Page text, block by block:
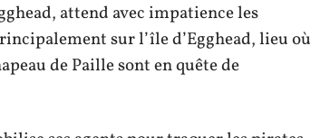
attend avec impatience les
sur l’île d’Egghead, lieu où
de Paille sont en quête de